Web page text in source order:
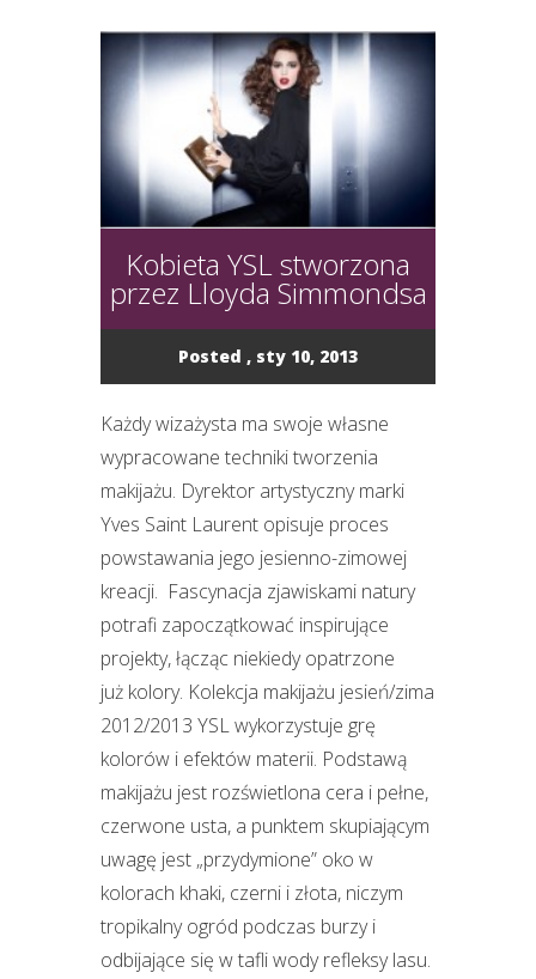
Kobieta YSL stworzona
przez Lloyda Simmondsa
Posted , sty 10, 2013
Każdy wizażysta ma swoje własne
wypracowane techniki tworzenia
makijażu. Dyrektor artystyczny marki
Yves Saint Laurent opisuje proces
powstawania jego jesienno-zimowej
kreacji. Fascynacja zjawiskami natury
potrafi zapoczątkować inspirujące
projekty, łącząc niekiedy opatrzone
już kolory. Kolekcja makijażu jesień/zima
2012/2013 YSL wykorzystuje grę
kolorów i efektów materii. Podstawą
makijażu jest rozświetlona cera i pełne,
czerwone usta, a punktem skupiającym
uwagę jest „przydymione” oko w
kolorach khaki, czerni i złota, niczym
tropikalny ogród podczas burzy i
odbijające się w tafli wody refleksy lasu.